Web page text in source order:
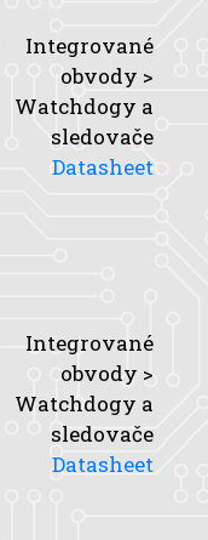
Integrované
obvody >
Watchdogy a
sledovače
Datasheet
Integrované
obvody >
Watchdogy a
sledovače
Datasheet